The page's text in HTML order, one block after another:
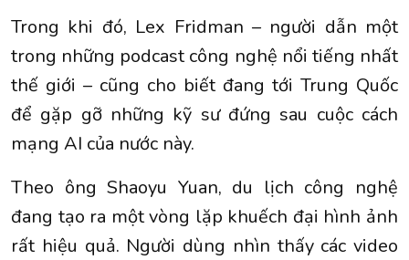
Trong khi đó, Lex Fridman – người dẫn một
trong những podcast công nghệ nổi tiếng nhất
thế giới – cũng cho biết đang tới Trung Quốc
để gặp gỡ những kỹ sư đứng sau cuộc cách
mạng AI của nước này.
Theo ông Shaoyu Yuan, du lịch công nghệ
đang tạo ra một vòng lặp khuếch đại hình ảnh
rất hiệu quả. Người dùng nhìn thấy các video